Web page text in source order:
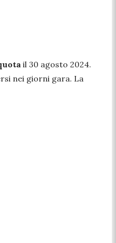
il 30 agosto 2024.
nei giorni gara. La